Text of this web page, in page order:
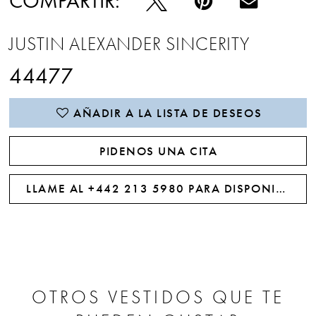
JUSTIN ALEXANDER SINCERITY
44477
AÑADIR A LA LISTA DE DESEOS
PIDENOS UNA CITA
LLAME AL +442 213 5980 PARA DISPONIBILIDAD
OTROS VESTIDOS QUE TE